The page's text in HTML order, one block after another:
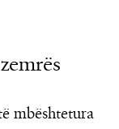
mbështetura